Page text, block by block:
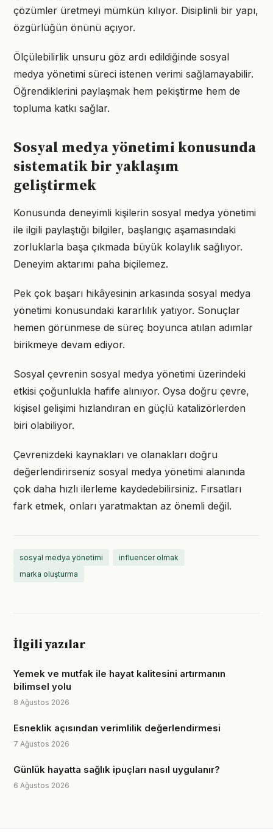
çözümler üretmeyi mümkün kılıyor. Disiplinli bir yapı,
özgürlüğün önünü açıyor.
Ölçülebilirlik unsuru göz ardı edildiğinde sosyal
medya yönetimi süreci istenen verimi sağlamayabilir.
Öğrendiklerini paylaşmak hem pekiştirme hem de
topluma katkı sağlar.
Sosyal medya yönetimi konusunda
sistematik bir yaklaşım
geliştirmek
Konusunda deneyimli kişilerin sosyal medya yönetimi
ile ilgili paylaştığı bilgiler, başlangıç aşamasındaki
zorluklarla başa çıkmada büyük kolaylık sağlıyor.
Deneyim aktarımı paha biçilemez.
Pek çok başarı hikâyesinin arkasında sosyal medya
yönetimi konusundaki kararlılık yatıyor. Sonuçlar
hemen görünmese de süreç boyunca atılan adımlar
birikmeye devam ediyor.
Sosyal çevrenin sosyal medya yönetimi üzerindeki
etkisi çoğunlukla hafife alınıyor. Oysa doğru çevre,
kişisel gelişimi hızlandıran en güçlü katalizörlerden
biri olabiliyor.
Çevrenizdeki kaynakları ve olanakları doğru
değerlendirirseniz sosyal medya yönetimi alanında
çok daha hızlı ilerleme kaydedebilirsiniz. Fırsatları
fark etmek, onları yaratmaktan az önemli değil.
sosyal medya yönetimi
influencer olmak
marka oluşturma
İlgili yazılar
Yemek ve mutfak ile hayat kalitesini artırmanın
bilimsel yolu
8 Ağustos 2026
Esneklik açısından verimlilik değerlendirmesi
7 Ağustos 2026
Günlük hayatta sağlık ipuçları nasıl uygulanır?
6 Ağustos 2026